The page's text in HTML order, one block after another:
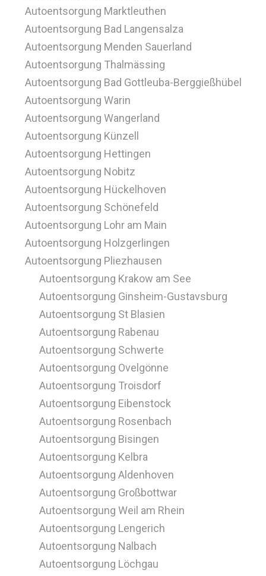
Autoentsorgung Marktleuthen
Autoentsorgung Bad Langensalza
Autoentsorgung Menden Sauerland
Autoentsorgung Thalmässing
Autoentsorgung Bad Gottleuba-Berggießhübel
Autoentsorgung Warin
Autoentsorgung Wangerland
Autoentsorgung Künzell
Autoentsorgung Hettingen
Autoentsorgung Nobitz
Autoentsorgung Hückelhoven
Autoentsorgung Schönefeld
Autoentsorgung Lohr am Main
Autoentsorgung Holzgerlingen
Autoentsorgung Pliezhausen
Autoentsorgung Krakow am See
Autoentsorgung Ginsheim-Gustavsburg
Autoentsorgung St Blasien
Autoentsorgung Rabenau
Autoentsorgung Schwerte
Autoentsorgung Ovelgönne
Autoentsorgung Troisdorf
Autoentsorgung Eibenstock
Autoentsorgung Rosenbach
Autoentsorgung Bisingen
Autoentsorgung Kelbra
Autoentsorgung Aldenhoven
Autoentsorgung Großbottwar
Autoentsorgung Weil am Rhein
Autoentsorgung Lengerich
Autoentsorgung Nalbach
Autoentsorgung Löchgau